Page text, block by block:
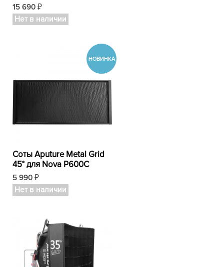
15 690 ₽
Нет в наличии
Соты Aputure Metal Grid
45° для Nova P600C
5 990 ₽
Нет в наличии